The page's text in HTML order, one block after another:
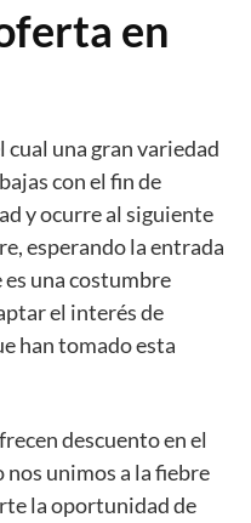
en
cual una gran variedad
con el fin de
y ocurre al siguiente
esperando la entrada
una costumbre
el interés de
han tomado esta
descuento en el
unimos a la fiebre
la oportunidad de